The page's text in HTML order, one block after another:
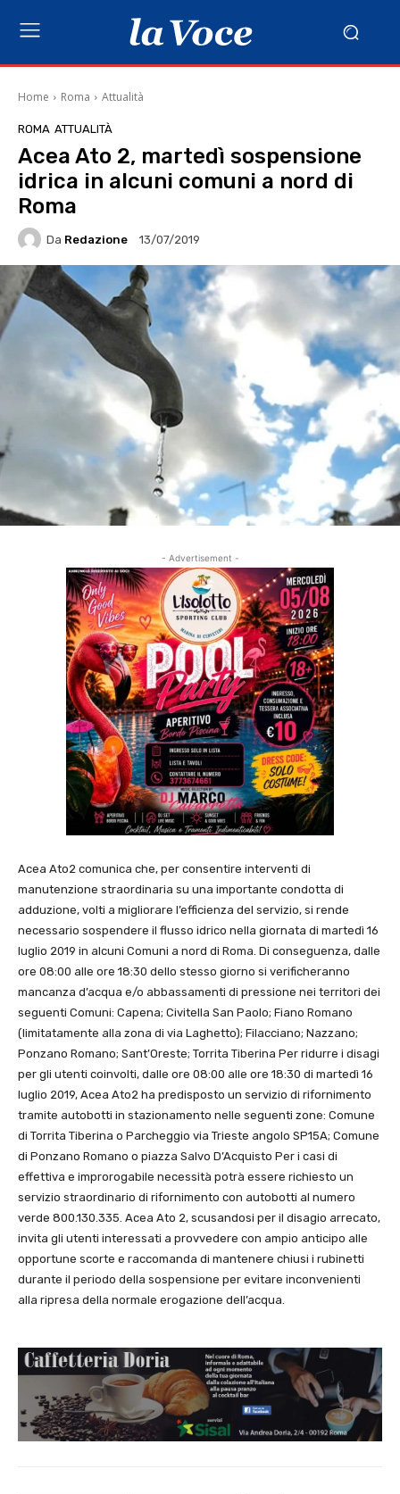
Home Roma Attualità
ROMA ATTUALITÀ
Acea Ato 2, martedì sospensione
idrica in alcuni comuni a nord di
Roma
Da Redazione 13/07/2019
- Advertisement -
Acea Ato2 comunica che, per consentire interventi di
manutenzione straordinaria su una importante condotta di
adduzione, volti a migliorare l’efficienza del servizio, si rende
necessario sospendere il flusso idrico nella giornata di martedì 16
luglio 2019 in alcuni Comuni a nord di Roma. Di conseguenza, dalle
ore 08:00 alle ore 18:30 dello stesso giorno si verificheranno
mancanza d’acqua e/o abbassamenti di pressione nei territori dei
seguenti Comuni: Capena; Civitella San Paolo; Fiano Romano
(limitatamente alla zona di via Laghetto); Filacciano; Nazzano;
Ponzano Romano; Sant’Oreste; Torrita Tiberina Per ridurre i disagi
per gli utenti coinvolti, dalle ore 08:00 alle ore 18:30 di martedì 16
luglio 2019, Acea Ato2 ha predisposto un servizio di rifornimento
tramite autobotti in stazionamento nelle seguenti zone: Comune
di Torrita Tiberina o Parcheggio via Trieste angolo SP15A; Comune
di Ponzano Romano o piazza Salvo D’Acquisto Per i casi di
effettiva e improrogabile necessità potrà essere richiesto un
servizio straordinario di rifornimento con autobotti al numero
verde 800.130.335. Acea Ato 2, scusandosi per il disagio arrecato,
invita gli utenti interessati a provvedere con ampio anticipo alle
opportune scorte e raccomanda di mantenere chiusi i rubinetti
durante il periodo della sospensione per evitare inconvenienti
alla ripresa della normale erogazione dell’acqua.